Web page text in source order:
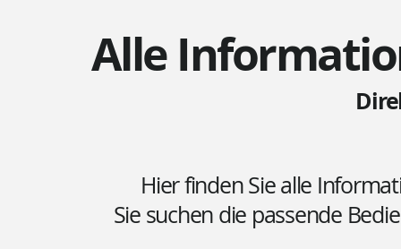
Alle
Hier finden Sie alle
Sie suchen die passende